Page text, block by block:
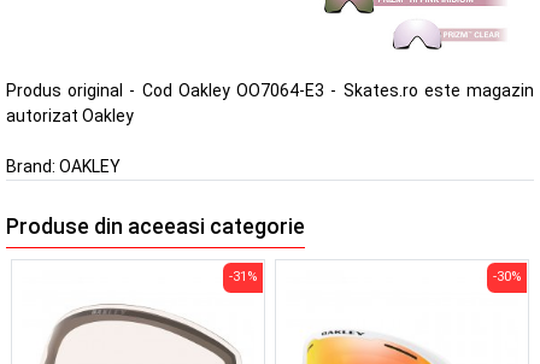
Produs original - Cod Oakley OO7064-E3 - Skates.ro este magazin
autorizat Oakley
Brand: OAKLEY
Produse din aceeasi categorie
-31% -30%